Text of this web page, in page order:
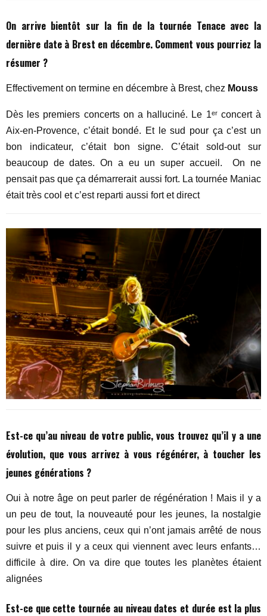
On arrive bientôt sur la fin de la tournée Tenace avec la
dernière date à Brest en décembre. Comment vous pourriez la
résumer ?
Effectivement on termine en décembre à Brest, chez Mouss
Dès les premiers concerts on a halluciné. Le 1ᵉʳ concert à
Aix-en-Provence, c’était bondé. Et le sud pour ça c’est un
bon indicateur, c’était bon signe. C’était sold-out sur
beaucoup de dates. On a eu un super accueil. On ne
pensait pas que ça démarrerait aussi fort. La tournée Maniac
était très cool et c’est reparti aussi fort et direct
Est-ce qu’au niveau de votre public, vous trouvez qu’il y a une
évolution, que vous arrivez à vous régénérer, à toucher les
jeunes générations ?
Oui à notre âge on peut parler de régénération ! Mais il y a
un peu de tout, la nouveauté pour les jeunes, la nostalgie
pour les plus anciens, ceux qui n’ont jamais arrêté de nous
suivre et puis il y a ceux qui viennent avec leurs enfants…
difficile à dire. On va dire que toutes les planètes étaient
alignées
Est-ce que cette tournée au niveau dates et durée est la plus